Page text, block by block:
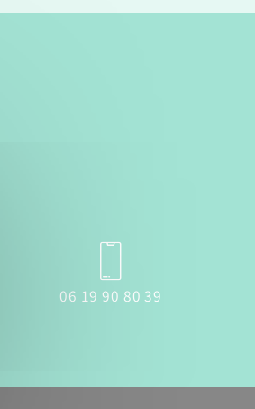
06 19 90 80 39